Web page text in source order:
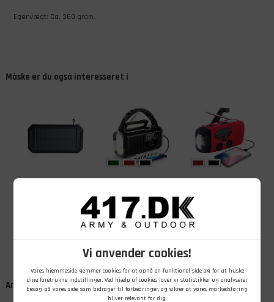
Vi anvender cookies!
Vores hjemmeside gemmer cookies for at opnå en funktionel side og for at huske
dine foretrukne indstillinger. Ved hjælp af cookies laver vi statistikker og analyserer
besøg på vores side, som bidrager til forbedringer, og sikrer at vores markedsføring
bliver relevant for dig.
Egenvægt: Ca. 360 gram.
Måske er du også interesseret i
Nødradio,
FM/AM, 20.000
Powerbank,
og Håndsving
På lager - Køb nu
FM/AM Nødradio
med Håndsving,
Lygte, Solceller
og Powerbank
Andre kunder købte også